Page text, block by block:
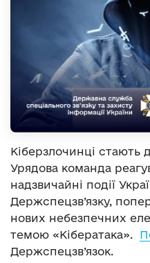
Кіберзлочинці стають
Урядова команда
надзвичайні події
Держспецзв’язку,
нових небезпечних
темою «Кібератака».
Держспецзв’язок.